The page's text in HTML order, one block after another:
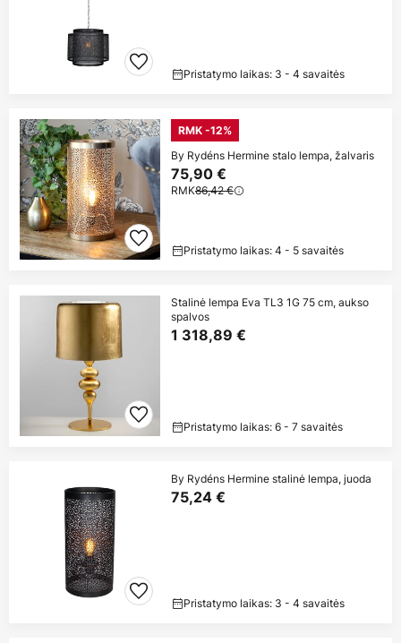
Pristatymo laikas: 3 - 4 savaitės
RMK -12%
By Rydéns Hermine stalo lempa, žalvaris
75,90 €
RMK86,42 €
Pristatymo laikas: 4 - 5 savaitės
Stalinė lempa Eva TL3 1G 75 cm, aukso
spalvos
1 318,89 €
Pristatymo laikas: 6 - 7 savaitės
By Rydéns Hermine stalinė lempa, juoda
75,24 €
Pristatymo laikas: 3 - 4 savaitės